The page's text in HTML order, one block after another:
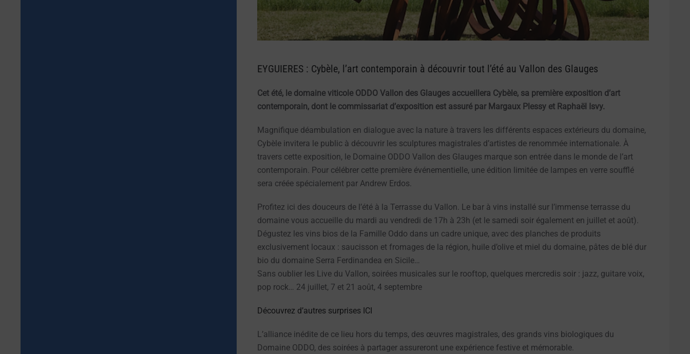
EYGUIERES : Cybèle, l’art contemporain à découvrir tout l’été au Vallon des Glauges
Cet été, le domaine viticole ODDO Vallon des Glauges accueillera Cybèle, sa première exposition d’art
contemporain, dont le commissariat d’exposition est assuré par Margaux Plessy et Raphaël Isvy.
Magnifique déambulation en dialogue avec la nature à travers les différents espaces extérieurs du domaine,
Cybèle invitera le public à découvrir les sculptures magistrales d’artistes de renommée internationale. À
travers cette exposition, le Domaine ODDO Vallon des Glauges marque son entrée dans le monde de l’art
contemporain. Pour célébrer cette première événementielle, une édition limitée de lampes en verre soufflé
sera créée spécialement par Andrew Erdos.
Profitez ici des douceurs de l’été à la Terrasse du Vallon. Le bar à vins installé sur l’immense terrasse du
domaine vous accueille du mardi au vendredi de 17h à 23h (et le samedi soir également en juillet et août).
Dégustez les vins bios de la Famille Oddo dans un cadre unique, avec des planches de produits
exclusivement locaux : saucisson et fromages de la région, huile d’olive et miel du domaine, pâtes de blé dur
bio du domaine Serra Ferdinandea en Sicile…
Sans oublier les Live du Vallon, soirées musicales sur le rooftop, quelques mercredis soir : jazz, guitare voix,
pop rock… 24 juillet, 7 et 21 août, 4 septembre
Découvrez d’autres surprises ICI
L’alliance inédite de ce lieu hors du temps, des œuvres magistrales, des grands vins biologiques du
Domaine ODDO, des soirées à partager assureront une expérience festive et mémorable.